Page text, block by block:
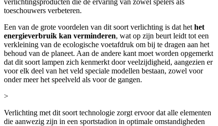
verlichtingsproducten die de ervaring van zowel spelers als
toeschouwers verbeteren.
Een van de grote voordelen van dit soort verlichting is dat het het
energieverbruik kan verminderen, wat op zijn beurt leidt tot een
verkleining van de ecologische voetafdruk om bij te dragen aan het
behoud van de planeet. Aan de andere kant moet worden opgemerkt
dat dit soort lampen zich kenmerkt door veelzijdigheid, aangezien er
voor elk deel van het veld speciale modellen bestaan, zowel voor
onder meer het speelveld als voor de gangen.
>
Verlichting met dit soort technologie zorgt ervoor dat alle elementen
die aanwezig zijn in een sportstadion in optimale omstandigheden